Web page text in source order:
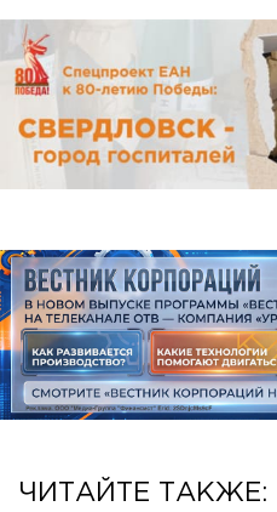
ЧИТАЙТЕ ТАКЖЕ: